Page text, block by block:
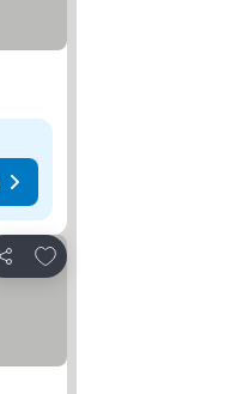
Condividi
Aggiungi ai preferiti